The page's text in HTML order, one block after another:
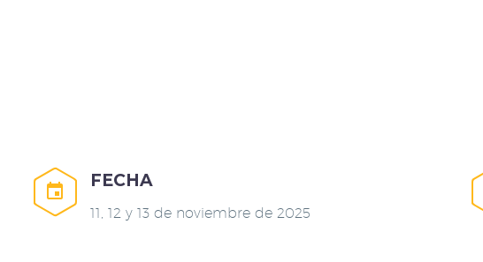


FECHA
11, 12 y 13 de noviembre de 2025